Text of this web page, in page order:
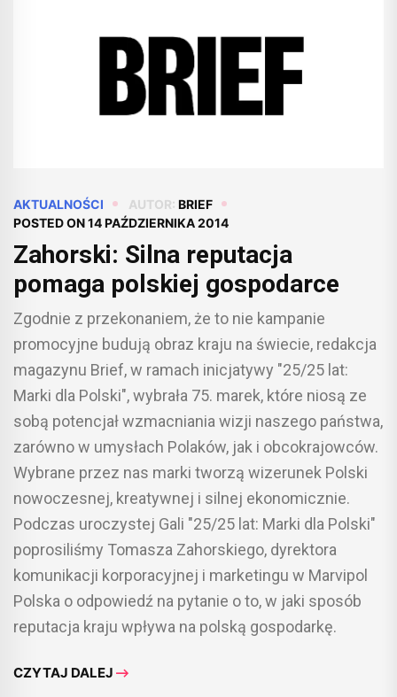
AKTUALNOŚCI AUTOR: BRIEF
POSTED ON14 PAŹDZIERNIKA 2014
Zahorski: Silna reputacja
pomaga polskiej gospodarce
Zgodnie z przekonaniem, że to nie kampanie
promocyjne budują obraz kraju na świecie, redakcja
magazynu Brief, w ramach inicjatywy "25/25 lat:
Marki dla Polski", wybrała 75. marek, które niosą ze
sobą potencjał wzmacniania wizji naszego państwa,
zarówno w umysłach Polaków, jak i obcokrajowców.
Wybrane przez nas marki tworzą wizerunek Polski
nowoczesnej, kreatywnej i silnej ekonomicznie.
Podczas uroczystej Gali "25/25 lat: Marki dla Polski"
poprosiliśmy Tomasza Zahorskiego, dyrektora
komunikacji korporacyjnej i marketingu w Marvipol
Polska o odpowiedź na pytanie o to, w jaki sposób
reputacja kraju wpływa na polską gospodarkę.
CZYTAJ DALEJ